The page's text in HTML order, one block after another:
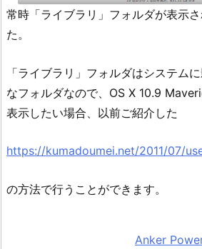
常時「ライブラリ」フォルダが表示
た。
「ライブラリ」フォルダはシステム
なフォルダなので、OS X 10.9
表示したい場合、以前ご紹介した
https://kumadoumei.net/2011/07/
の方法で行うことができます。
Anker